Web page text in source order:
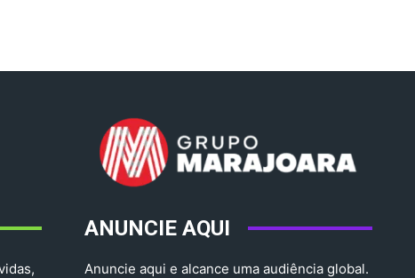
ANUNCIE AQUI
Anuncie aqui e alcance uma audiência global.